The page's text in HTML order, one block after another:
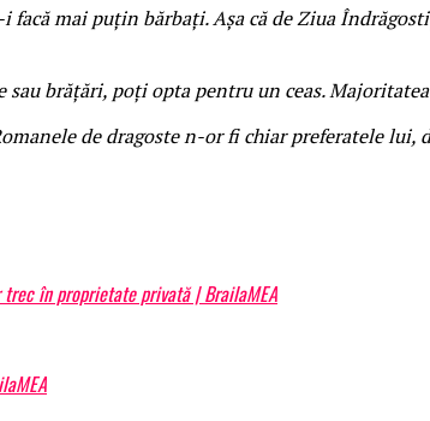
mai puțin bărbați. Așa că de Ziua
brățări, poți opta pentru un ceas.
de dragoste n-or fi chiar preferatele lui,
în proprietate privată | BrailaMEA